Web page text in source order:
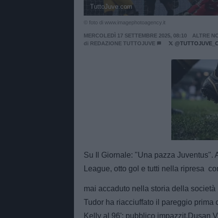
TuttoJuve.com
© foto di www.imagephotoagency.it
MERCOLEDÌ 17 SETTEMBRE 2025, 08:10
ALTRE
di REDAZIONE TUTTOJUVE
Su Il Giornale: "Una pazza Juventus".
League, otto gol e tutti nella ripresa
mai accaduto nella storia della
Tudor ha riacciuffato il pareggio
Kelly al 96': pubblico impazzit.Dusan